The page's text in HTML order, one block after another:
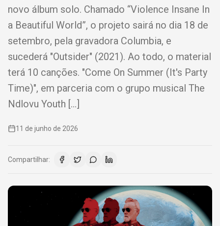
novo álbum solo. Chamado “Violence Insane In
a Beautiful World”, o projeto sairá no dia 18 de
setembro, pela gravadora Columbia, e
sucederá "Outsider" (2021). Ao todo, o material
terá 10 canções. "Come On Summer (It's Party
Time)", em parceria com o grupo musical The
Ndlovu Youth […]
11 de junho de 2026
Compartilhar: